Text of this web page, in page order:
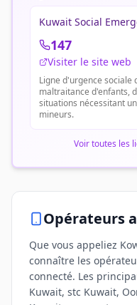
Kuwait Social
147
Visiter le site web
Ligne d'urgence sociale
maltraitance d'enfants,
situations nécessitant
mineurs.
Voir toutes les
Opérateurs
Que vous appeliez
connaître les
connecté. Les
Kuwait, stc Kuwait,